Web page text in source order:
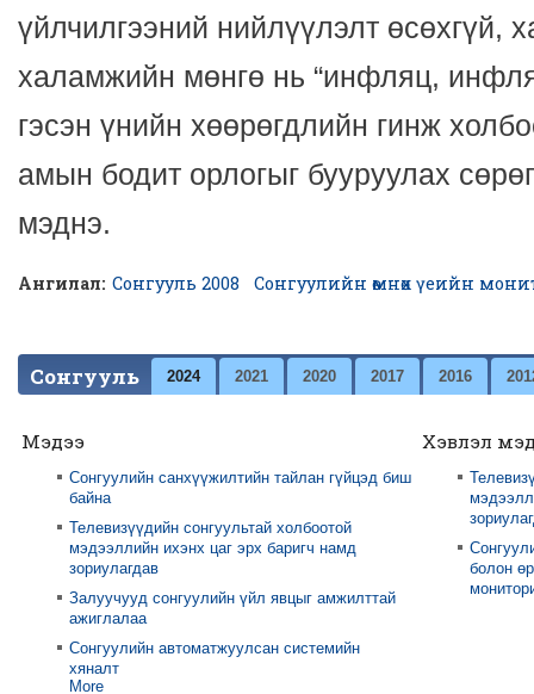
үйлчилгээний нийлүүлэлт өсөхгүй,
халамжийн мөнгө нь “инфляц,
гэсэн үнийн хөөрөгдлийн гинж
амын бодит орлогыг бууруулах
мэднэ.
Ангилал: Сонгууль 2008 Сонгуулийн өмнөх үеийн
Сонгууль 2024 2021 2020 2017 2016
Мэдээ
Сонгуулийн санхүүжилтийн тайлан гүйцэд биш
байна
Телевизүүдийн сонгуультай холбоотой
мэдээллийн ихэнх цаг эрх баригч намд
зориулагдав
Залуучууд сонгуулийн үйл явцыг амжилттай
ажиглалаа
Сонгуулийн автоматжуулсан системийн
хяналт
More
Хэвлэл
болон